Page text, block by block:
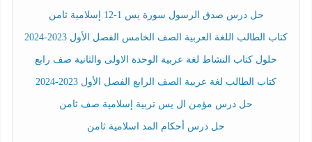
حل درس صدق الرسول سورة يس 1-12 إسلامية ثامن
كتاب الطالب اللغة العربية الصف الخامس الفصل الأول 2023-2024
حلول كتاب النشاط لغة عربية الوحدة الاولى والثانية صف رابع
كتاب الطالب لغة عربية الصف الرابع الفصل الأول 2023-2024
حل درس مؤمن ال يس تربية إسلامية صف ثامن
حل درس أحكام المد اسلامية ثامن